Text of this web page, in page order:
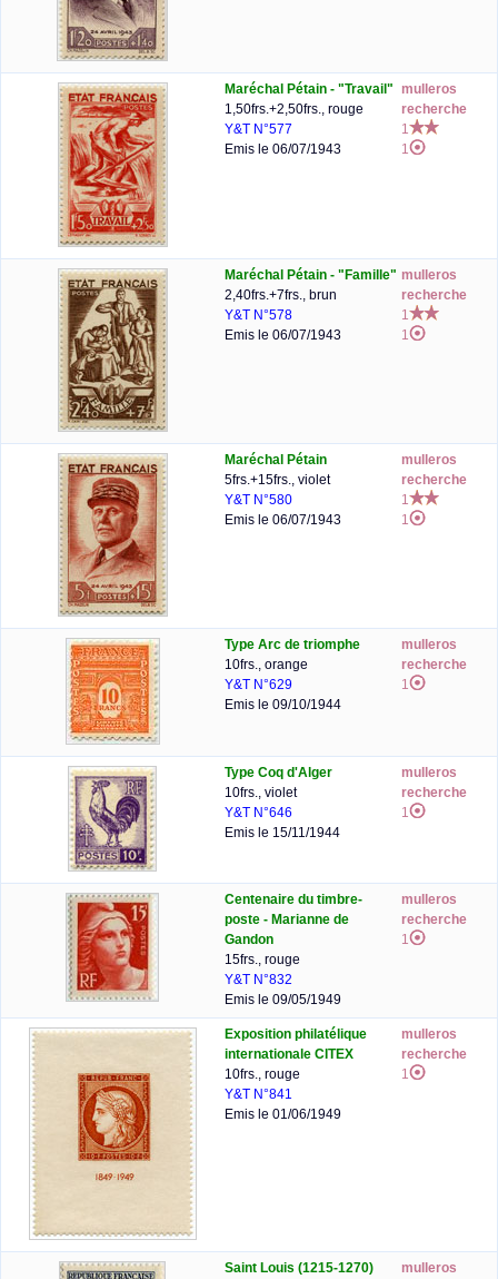
Maréchal Pétain - "Travail"
1,50frs.+2,50frs., rouge
Y&T N°577
Emis le 06/07/1943
mulleros
recherche
1
1
Maréchal Pétain - "Famille"
2,40frs.+7frs., brun
Y&T N°578
Emis le 06/07/1943
mulleros
recherche
1
1
Maréchal Pétain
5frs.+15frs., violet
Y&T N°580
Emis le 06/07/1943
mulleros
recherche
1
1
Type Arc de triomphe
10frs., orange
Y&T N°629
Emis le 09/10/1944
mulleros
recherche
1
Type Coq d'Alger
10frs., violet
Y&T N°646
Emis le 15/11/1944
mulleros
recherche
1
Centenaire du timbre-
poste - Marianne de
Gandon
15frs., rouge
Y&T N°832
Emis le 09/05/1949
mulleros
recherche
1
Exposition philatélique
internationale CITEX
10frs., rouge
Y&T N°841
Emis le 01/06/1949
mulleros
recherche
1
Saint Louis (1215-1270)
mulleros